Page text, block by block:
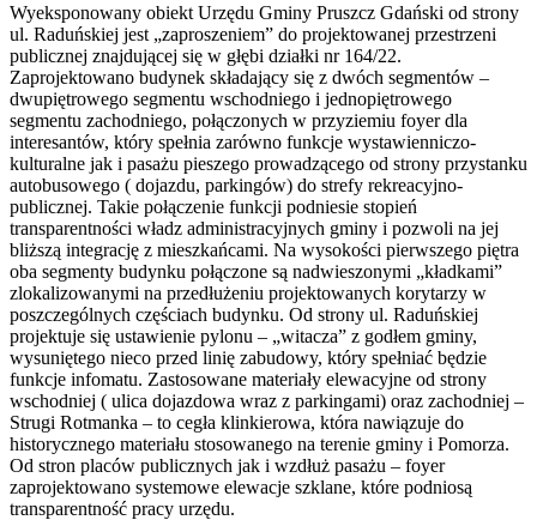
Wyeksponowany obiekt Urzędu Gminy Pruszcz Gdański od strony
ul. Raduńskiej jest „zaproszeniem” do projektowanej przestrzeni
publicznej znajdującej się w głębi działki nr 164/22.
Zaprojektowano budynek składający się z dwóch segmentów –
dwupiętrowego segmentu wschodniego i jednopiętrowego
segmentu zachodniego, połączonych w przyziemiu foyer dla
interesantów, który spełnia zarówno funkcje wystawienniczo-
kulturalne jak i pasażu pieszego prowadzącego od strony przystanku
autobusowego ( dojazdu, parkingów) do strefy rekreacyjno-
publicznej. Takie połączenie funkcji podniesie stopień
transparentności władz administracyjnych gminy i pozwoli na jej
bliższą integrację z mieszkańcami. Na wysokości pierwszego piętra
oba segmenty budynku połączone są nadwieszonymi „kładkami”
zlokalizowanymi na przedłużeniu projektowanych korytarzy w
poszczególnych częściach budynku. Od strony ul. Raduńskiej
projektuje się ustawienie pylonu – „witacza” z godłem gminy,
wysuniętego nieco przed linię zabudowy, który spełniać będzie
funkcje infomatu. Zastosowane materiały elewacyjne od strony
wschodniej ( ulica dojazdowa wraz z parkingami) oraz zachodniej –
Strugi Rotmanka – to cegła klinkierowa, która nawiązuje do
historycznego materiału stosowanego na terenie gminy i Pomorza.
Od stron placów publicznych jak i wzdłuż pasażu – foyer
zaprojektowano systemowe elewacje szklane, które podniosą
transparentność pracy urzędu.